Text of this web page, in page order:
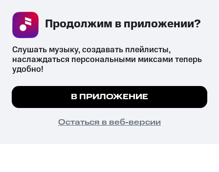
СКАЧАТЬ ПРИЛОЖЕНИЕ
психотропных веществ, их аналогов причиняет вред здоровью,
их незаконный оборот запрещён и влечёт установленную
законодательством ответственность.
© 2026 ООО «КИОН».
Все права защищены
Мы используем куки, чтобы на сайте все
Подробнее
ПОНЯТНО
Слушать музыку, создавать плейлисты,
наслаждаться персональными миксами теперь
удобно!
В ПРИЛОЖЕНИЕ
Остаться в веб-версии